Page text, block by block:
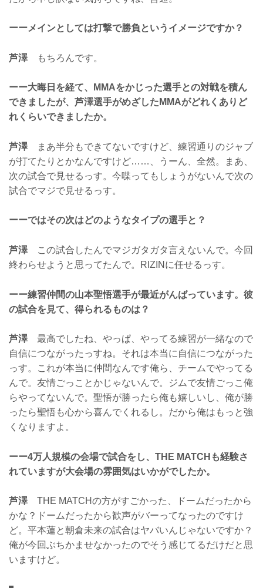
ーーメインとしては打撃で勝負というイメージですか？
芦澤もちろんです。
ーー大晦日を経て、MMAをかじった選手との対戦を積ん
できましたが、芦澤選手がめざしたMMAがどれくありど
れくらいできましたか。
芦澤まあ半分もできてないですけど、練習通りのジャブ
が打てたりとかなんですけど……、うーん、全然。まあ、
次の試合で見せるっす。今喋ってもしょうがないんで次の
試合でマジで見せるっす。
ーーではその次はどのようなタイプの選手と？
芦澤この試合したんでマジガタガタ言えないんで。今回
終わらせようと思ってたんで。RIZINに任せるっす。
ーー練習仲間の山本聖悟選手が最近がんばっています。彼
の試合を見て、得られるものは？
芦澤最高でしたね、やっぱ、やってる練習が一緒なので
自信につながったっすね。それは本当に自信につながった
っす。これが本当に仲間なんです俺ら、チームでやってる
んで。友情ごっことかじゃないんで。ジムで友情ごっこ俺
らやってないんで。聖悟が勝ったら俺も嬉しいし、俺が勝
ったら聖悟も心から喜んでくれるし。だから俺はもっと強
くなりますよ。
ーー4万人規模の会場で試合をし、THE MATCHも経験さ
れていますが大会場の雰囲気はいかがでしたか。
芦澤THE MATCHの方がすごかった、ドームだったから
かな？ドームだったから歓声がバーってなったのですけ
ど。平本蓮と朝倉未来の試合はヤバいんじゃないですか？
俺が今回ぶちかませなかったのでそう感じてるだけだと思
いますけど。